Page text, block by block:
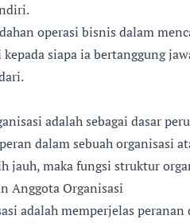
operasi bisnis dalam
siapa ia bertanggung
adalah sebagai dasar
dalam sebuah organisasi
jauh, maka fungsi struktur
Anggota Organisasi
adalah memperjelas